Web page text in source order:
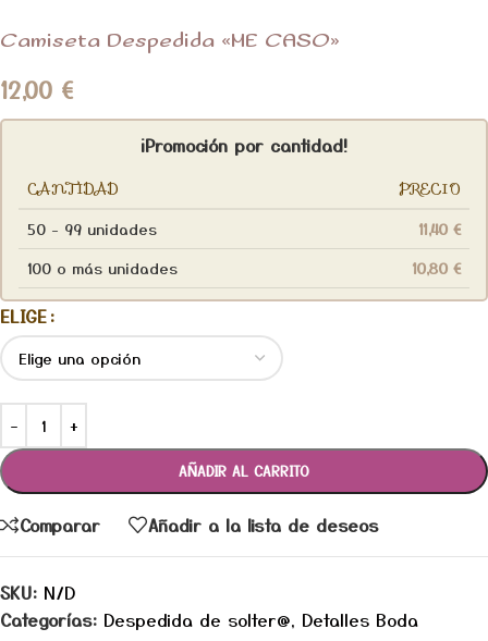
Camiseta Despedida «ME CASO»
12,00 €
¡Promoción por cantidad!
CANTIDAD PRECIO
50 - 99 unidades 11,40 €
100 o más unidades
10,80 €
ELIGE
AÑADIR AL CARRITO
Comparar Añadir a la lista de deseos
SKU: N/D
Categorías: Despedida de solter@, Detalles Boda